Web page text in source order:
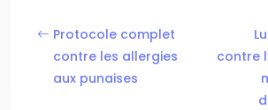
Protocole complet
contre les allergies
aux punaises
contre